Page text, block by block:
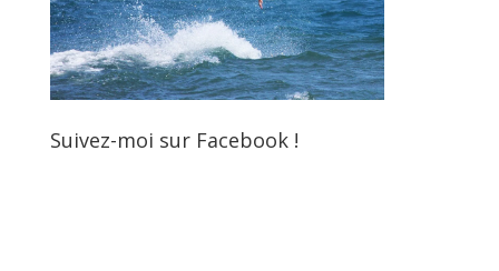
Suivez-moi sur Facebook !